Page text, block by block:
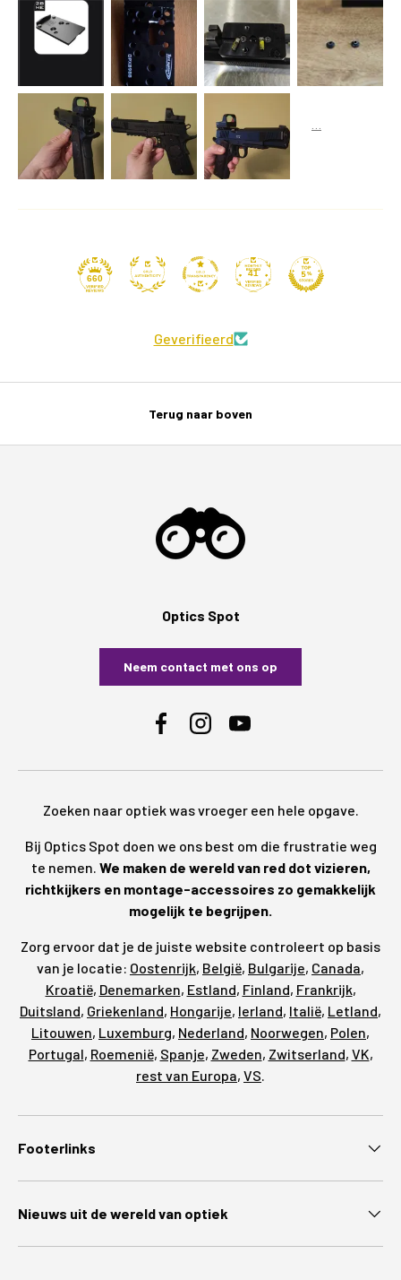
660
41
Geverifieerd
Terug naar boven
Optics Spot
Neem contact met ons op
FacebookInstagramYouTube
Zoeken naar optiek was vroeger een hele opgave.
Bij Optics Spot doen we ons best om die frustratie weg
te nemen. We maken de wereld van red dot vizieren,
richtkijkers en montage-accessoires zo gemakkelijk
mogelijk te begrijpen.
Zorg ervoor dat je de juiste website controleert op basis
van je locatie: Oostenrijk, België, Bulgarije, Canada,
Kroatië, Denemarken, Estland, Finland, Frankrijk,
Duitsland, Griekenland, Hongarije, Ierland, Italië, Letland,
Litouwen, Luxemburg, Nederland, Noorwegen, Polen,
Portugal, Roemenië, Spanje, Zweden, Zwitserland, VK,
rest van Europa, VS.
Footerlinks
Nieuws uit de wereld van optiek